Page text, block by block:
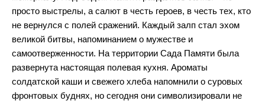
просто выстрелы, а салют в честь героев, в честь тех, кто
не вернулся с полей сражений. Каждый залп стал эхом
великой битвы, напоминанием о мужестве и
самоотверженности. На территории Сада Памяти была
развернута настоящая полевая кухня. Ароматы
солдатской каши и свежего хлеба напомнили о суровых
фронтовых буднях, но сегодня они символизировали не